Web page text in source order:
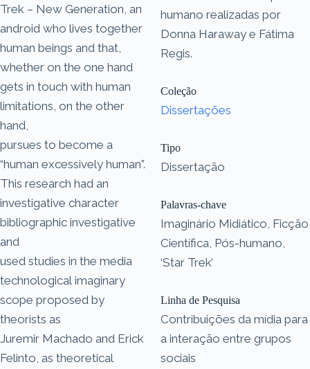
Trek – New Generation, an
android who lives together
human beings and that,
whether on the one hand
gets in touch with human
limitations, on the other
hand,
pursues to become a
“human excessively human”.
This research had an
investigative character
bibliographic investigative
and
used studies in the media
technological imaginary
scope proposed by
theorists as
Juremir Machado and Erick
Felinto, as theoretical
humano realizadas por
Donna Haraway e Fátima
Regis.
Coleção
Dissertações
Tipo
Dissertação
Palavras-chave
Imaginário Midiático, Ficção
Científica, Pós-humano,
‘Star Trek’
Linha de Pesquisa
Contribuições da mídia para
a interação entre grupos
sociais